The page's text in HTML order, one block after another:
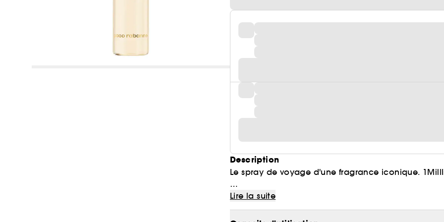
Description
Le spray de voyage d'une fragrance iconique.
Captiver d'abord, conquérir ensuite. Rose-
Aimer le danger et les coups d'éclat.
Lire la suite